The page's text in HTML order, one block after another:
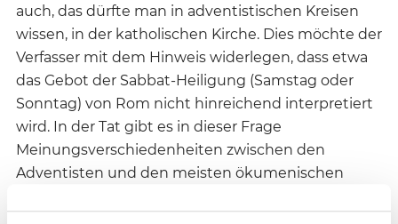
auch, das dürfte man in adventistischen Kreisen
wissen, in der katholischen Kirche. Dies möchte der
Verfasser mit dem Hinweis widerlegen, dass etwa
das Gebot der Sabbat-Heiligung (Samstag oder
Sonntag) von Rom nicht hinreichend interpretiert
wird. In der Tat gibt es in dieser Frage
Meinungsverschiedenheiten zwischen den
Adventisten und den meisten ökumenischen